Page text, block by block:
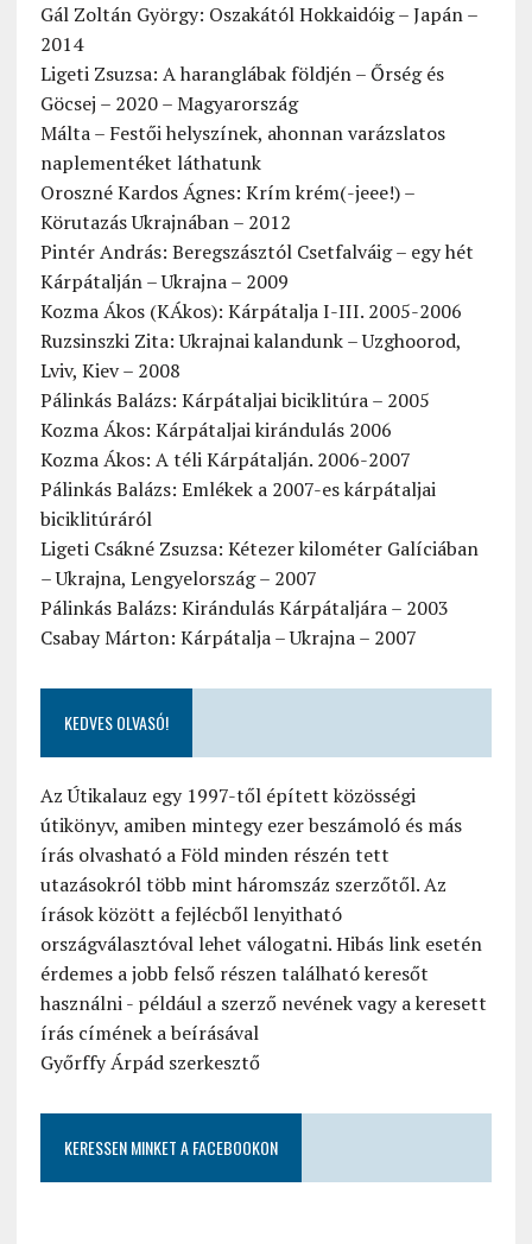
Gál Zoltán György: Oszakától Hokkaidóig – Japán –
2014
Ligeti Zsuzsa: A haranglábak földjén – Őrség és
Göcsej – 2020 – Magyarország
Málta – Festői helyszínek, ahonnan varázslatos
naplementéket láthatunk
Oroszné Kardos Ágnes: Krím krém(-jeee!) –
Körutazás Ukrajnában – 2012
Pintér András: Beregszásztól Csetfalváig – egy hét
Kárpátalján – Ukrajna – 2009
Kozma Ákos (KÁkos): Kárpátalja I-III. 2005-2006
Ruzsinszki Zita: Ukrajnai kalandunk – Uzghoorod,
Lviv, Kiev – 2008
Pálinkás Balázs: Kárpátaljai biciklitúra – 2005
Kozma Ákos: Kárpátaljai kirándulás 2006
Kozma Ákos: A téli Kárpátalján. 2006-2007
Pálinkás Balázs: Emlékek a 2007-es kárpátaljai
biciklitúráról
Ligeti Csákné Zsuzsa: Kétezer kilométer Galíciában
– Ukrajna, Lengyelország – 2007
Pálinkás Balázs: Kirándulás Kárpátaljára – 2003
Csabay Márton: Kárpátalja – Ukrajna – 2007
KEDVES OLVASÓ!
Az Útikalauz egy 1997-től épített közösségi
útikönyv, amiben mintegy ezer beszámoló és más
írás olvasható a Föld minden részén tett
utazásokról több mint háromszáz szerzőtől. Az
írások között a fejlécből lenyitható
országválasztóval lehet válogatni. Hibás link esetén
érdemes a jobb felső részen található keresőt
használni - például a szerző nevének vagy a keresett
írás címének a beírásával
Győrffy Árpád szerkesztő
KERESSEN MINKET A FACEBOOKON